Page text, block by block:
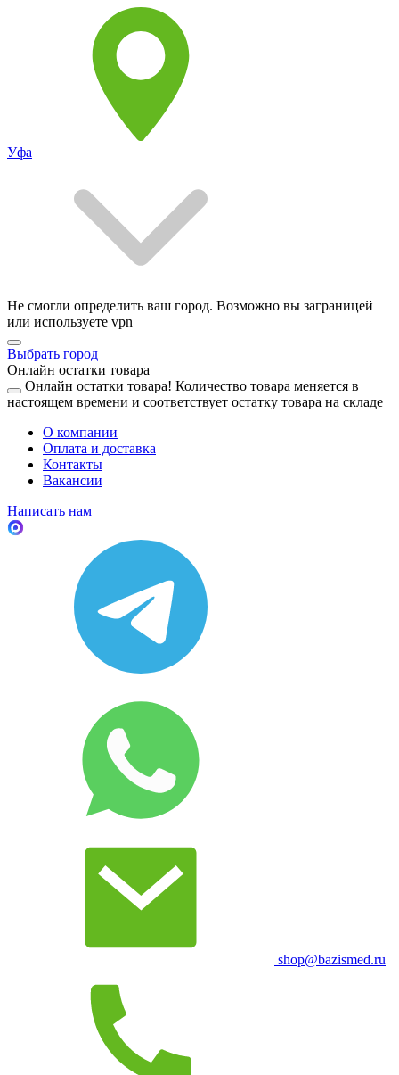
Уфа
Не смогли определить ваш город. Возможно вы заграницей
или используете vpn
Выбрать город
Онлайн остатки товара
Онлайн остатки товара! Количество товара меняется в
настоящем времени и соответствует остатку товара на складе
О компании
Оплата и доставка
Контакты
Вакансии
Написать нам
shop@bazismed.ru